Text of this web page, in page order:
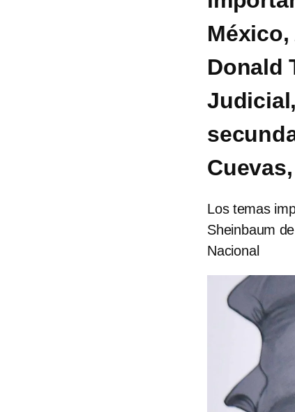
Donald
Los temas
Sheinbaum
Nacional